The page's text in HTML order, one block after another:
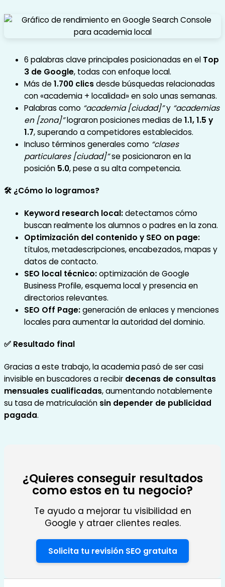
6 palabras clave principales posicionadas en el Top
3 de Google, todas con enfoque local.
Más de1.700 clicsdesde búsquedas relacionadas
con «academia + localidad» en solo unas semanas.
Palabras como “academia [ciudad]”y “academias
en [zona]”lograron posiciones medias de1.1, 1.5 y
1.7, superando a competidores establecidos.
Incluso términos generales como “clases
particulares [ciudad]”se posicionaron en la
posición 5.0, pese a su alta competencia.
🛠️ ¿Cómo lo logramos?
Keyword research local:detectamos cómo
buscan realmente los alumnos o padres en la zona.
Optimización del contenido y SEO on page:
títulos, metadescripciones, encabezados, mapas y
datos de contacto.
SEO local técnico:optimización de Google
Business Profile, esquema local y presencia en
directorios relevantes.
SEO Off Page:generación de enlaces y menciones
locales para aumentar la autoridad del dominio.
✅ Resultado final
Gracias a este trabajo, la academia pasó de ser casi
invisible en buscadores a recibir decenas de consultas
mensuales cualificadas, aumentando notablemente
su tasa de matriculación sin depender de publicidad
pagada.
¿Quieres conseguir resultados
como estos en tu negocio?
Te ayudo a mejorar tu visibilidad en
Google y atraer clientes reales.
Solicita tu revisión SEO gratuita